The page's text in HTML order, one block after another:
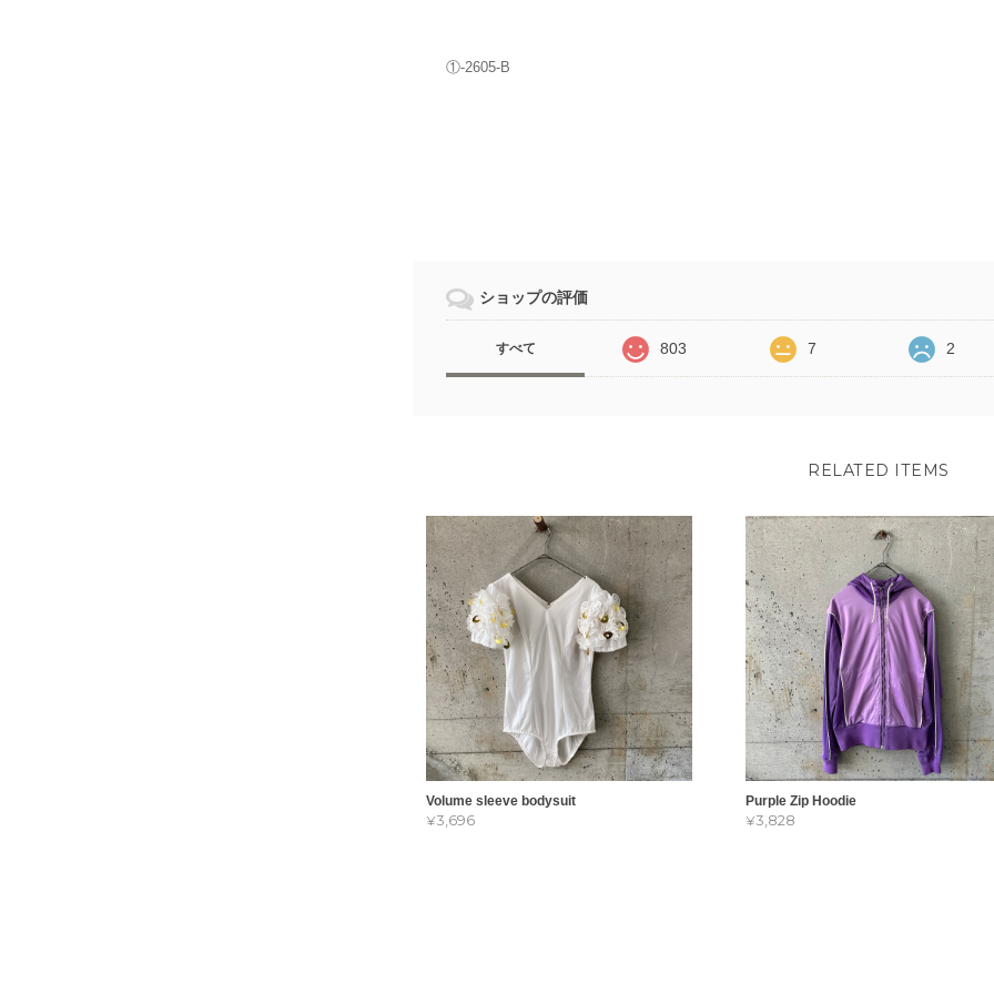
①-2605-B
ショップの評価
すべて 803 7 2
RELATED ITEMS
Volume sleeve bodysuit
¥3,696
Purple Zip Hoodie
¥3,828